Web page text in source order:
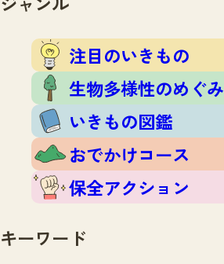
保全アクション
調査結果
ふくおかいきものマップ
マッチング
マッチングTOP
掲載申し込みフォーム
お問合せ
注目のいきもの
生物多様性のめぐみ
いきもの図鑑
おでかけコース
保全アクション
キーワード